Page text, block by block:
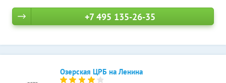
+7 495 135-26-35
Озерская ЦРБ на Ленина